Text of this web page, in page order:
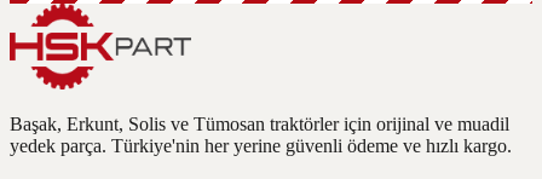
Başak, Erkunt, Solis ve Tümosan traktörler için orijinal ve muadil
yedek parça. Türkiye'nin her yerine güvenli ödeme ve hızlı kargo.